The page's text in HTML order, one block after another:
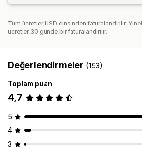
Tüm ücretler USD cinsinden faturalandırılır.
ücretler 30 günde bir faturalandırılır.
Değerlendirmeler (193)
Toplam puan
4,7
5
4
3